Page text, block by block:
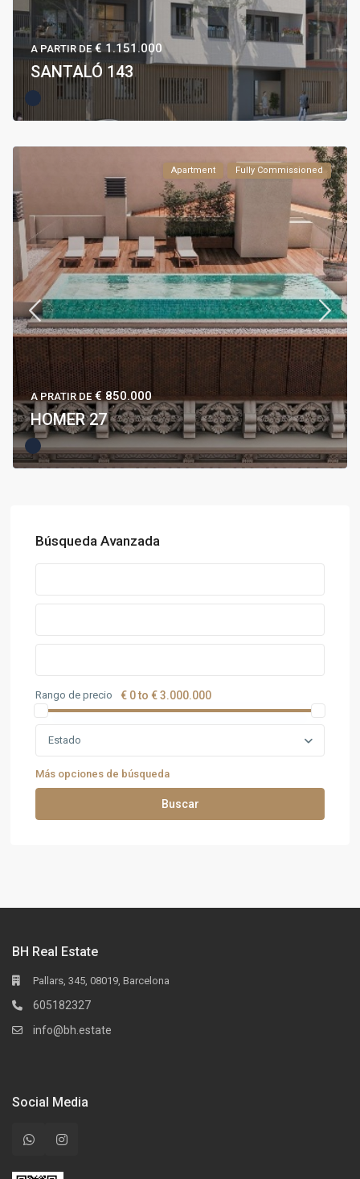
A PARTIR DE€ 1.151.000
SANTALÓ 143
Apartment Fully Commissioned
A PRATIR DE€ 850.000
HOMER 27
Búsqueda Avanzada
Rango de precio € 0 to € 3.000.000
Estado
Más opciones de búsqueda
Buscar
BH Real Estate
Pallars, 345, 08019, Barcelona
605182327
info@bh.estate
Social Media